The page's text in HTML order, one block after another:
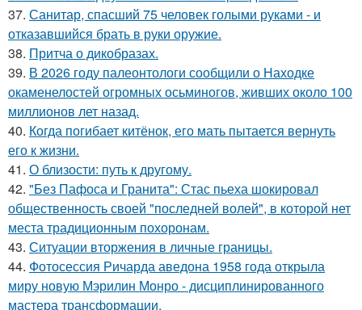
37. Санитар, спасший 75 человек голыми руками - и
отказавшийся брать в руки оружие.
38. Притча о дикобразах.
39. В 2026 году палеонтологи сообщили о Находке
окаменелостей огромных осьминогов, живших около 100
миллионов лет назад.
40. Когда погибает китёнок, его мать пытается вернуть
его к жизни.
41. О близости: путь к другому.
42. "Без Пафоса и Гранита": Стас пьеха шокировал
общественность своей "последней волей", в которой нет
места традиционным похоронам.
43. Ситуации вторжения в личные границы.
44. Фотосессия Ричарда аведона 1958 года открыла
миру новую Мэрилин Монро - дисциплинированного
мастера трансформации.